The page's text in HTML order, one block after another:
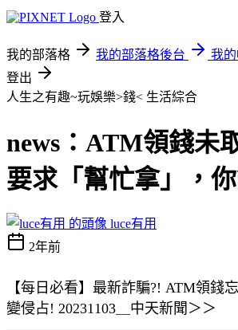
登入
我的部落格 我的部落格後台
我
登出
人生之有趣~玩娛樂>錢< 生活綜合
news：ATM領錢未
要求「幫忙拿」，
luce有用
2年前
【每日必看】最新詐騙?! ATM領錢
變侵占! 20231103＿中天新聞＞＞